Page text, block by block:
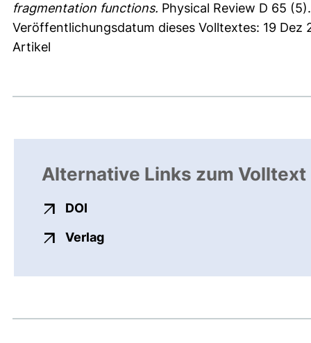
fragmentation functions. Physical Review D 65 (5).
Veröffentlichungsdatum dieses Volltextes: 19 Dez
Artikel
Alternative Links zum Volltext
DOI
Verlagexterner Link, öffnet neues